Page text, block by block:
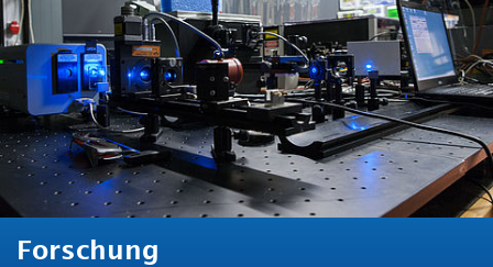
HOCHSCHULE
INTERNATIONAL
BESCHÄFTIGTE
Blogs Kontakt und Anfahrt Webmail Moodle
TH Online-Portal Personensuche English
Forschung